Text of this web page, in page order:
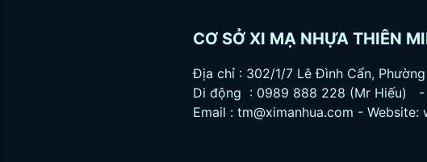
CƠ SỞ XI MẠ NHỰA THIÊN
Địa chỉ : 302/1/7 Lê Đình Cẩn, Phường
Di động : 0989 888 228 (Mr Hiếu) -
Email : tm@ximanhua.com - Website: